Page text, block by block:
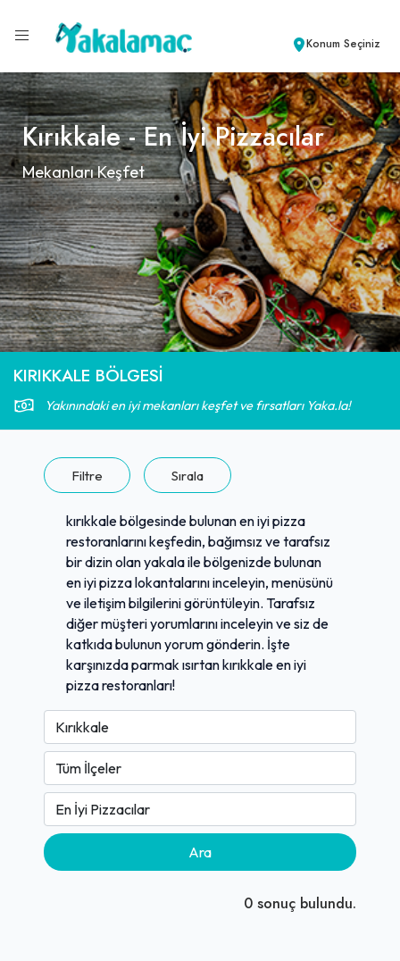
Konum Seçiniz
Kırıkkale - En İyi Pizzacılar
Mekanları Keşfet
KIRIKKALE BÖLGESI
Yakınındaki en iyi mekanları keşfet ve fırsatları Yaka.la!
Filtre Sırala
kırıkkale bölgesinde bulunan en iyi pizza
restoranlarını keşfedin, bağımsız ve tarafsız
bir dizin olan yakala ile bölgenizde bulunan
en iyi pizza lokantalarını inceleyin, menüsünü
ve iletişim bilgilerini görüntüleyin. Tarafsız
diğer müşteri yorumlarını inceleyin ve siz de
katkıda bulunun yorum gönderin. İşte
karşınızda parmak ısırtan kırıkkale en iyi
pizza restoranları!
Ara
0 sonuç bulundu.